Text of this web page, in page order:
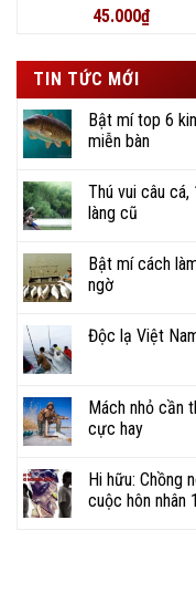
KẾT NỐI
Được xếp
hạng55
45.000₫
TIN TỨC MỚI
Bật mí top 6
miễn bàn
Thú vui câu
làng cũ
Bật mí cách
ngờ
Độc lạ Việt
Mách nhỏ cần
cực hay
Hi hữu: Chồng
cuộc hôn nhân